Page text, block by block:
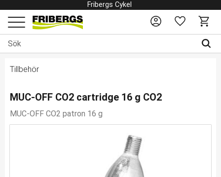
Meny
Fribergs Cykel
Favoriter
Tillbehör
MUC-OFF CO2 cartridge 16 g CO2
MUC-OFF CO2 patron 16 g